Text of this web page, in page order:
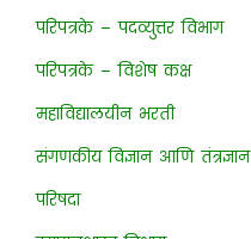
परिपत्रके – पदव्युत्तर विभाग
परिपत्रके – विशेष कक्ष
महाविद्यालयीन भरती
संगणकीय विज्ञान आणि
परिषदा